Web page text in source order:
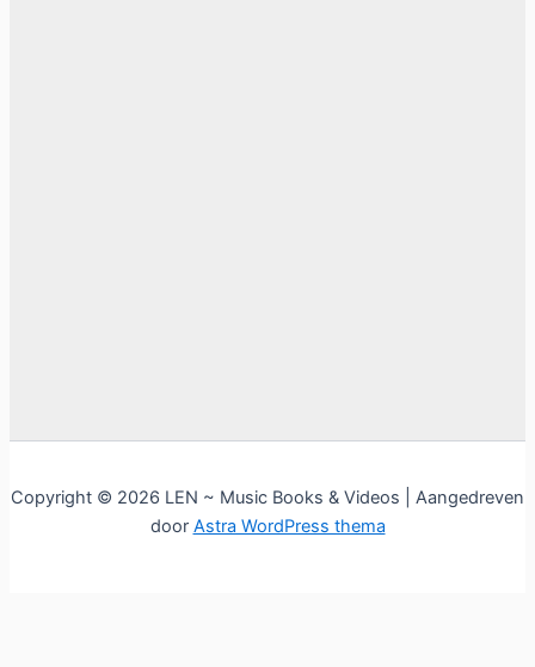
Copyright © 2026 LEN ~ Music Books & Videos | Aangedreven
door Astra WordPress thema